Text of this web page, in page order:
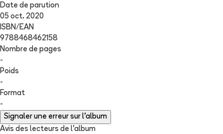
Date de parution
05 oct. 2020
ISBN/EAN
9788468462158
Nombre de pages
-
Poids
-
Format
-
Signaler une erreur sur l'album
Avis des lecteurs de l'album